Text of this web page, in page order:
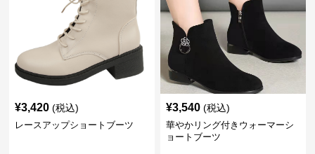
¥3,420 (税込)
レースアップショートブーツ
¥3,540 (税込)
華やかリング付きウォーマーシ
ョートブーツ